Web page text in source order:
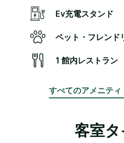
Ev充電スタンド
ペット・フレン
1 館内レストラン
すべてのアメニテ
客室